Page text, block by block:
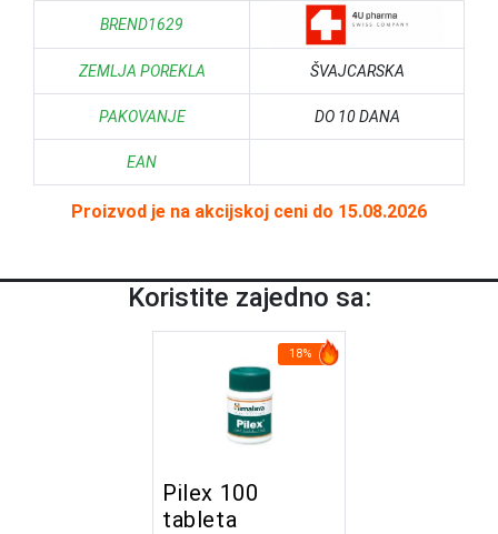
BREND1629
ZEMLJA POREKLA ŠVAJCARSKA
PAKOVANJE DO 10 DANA
EAN
Proizvod je na akcijskoj ceni do 15.08.2026
Koristite zajedno sa:
18%
Pilex 100
tableta